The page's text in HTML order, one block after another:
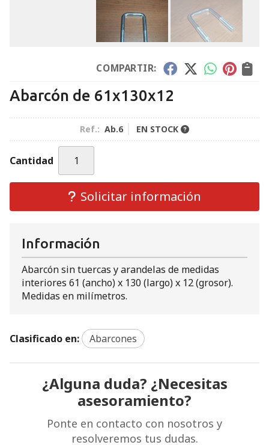
COMPARTIR:
Abarcón de 61x130x12
Ref.: Ab.6 EN STOCK
Cantidad
Solicitar información
Información
Abarcón sin tuercas y arandelas de medidas
interiores 61 (ancho) x 130 (largo) x 12 (grosor).
Medidas en milímetros.
Clasificado en: Abarcones
¿Alguna duda? ¿Necesitas
asesoramiento?
Ponte en contacto con nosotros y
resolveremos tus dudas.